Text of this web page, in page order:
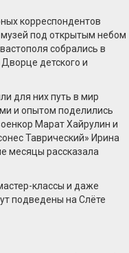
корреспондентов
музей под открытым небом
собрались в
детского и
для них путь в мир
и опытом поделились
Марат Хайрулин и
Таврический» Ирина
месяцы рассказала
классы и даже
подведены на Слёте